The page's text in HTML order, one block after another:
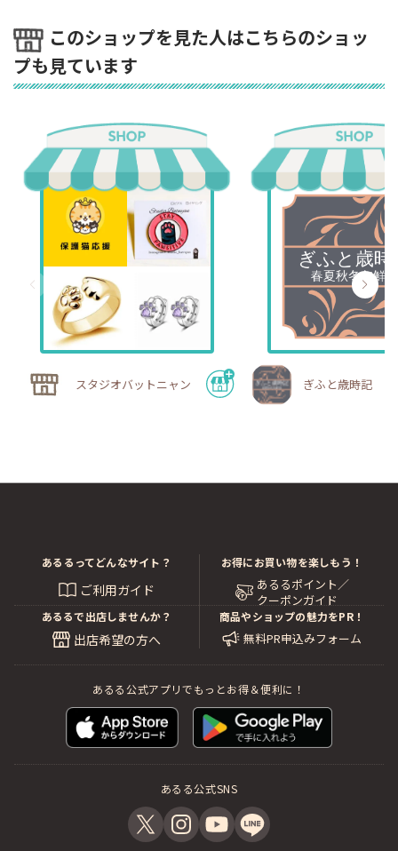
このショップを見た人はこちらのショッ
プも見ています
スタジオバットニャン ぎふと歳時記
あるるってどんなサイト？
ご利用ガイド
お得にお買い物を楽しもう！
あるるポイント／
クーポンガイド
あるるで出店しませんか？
出店希望の方へ
商品やショップの魅力をPR！
無料PR申込みフォーム
あるる公式アプリでもっとお得＆便利に！
あるる公式SNS